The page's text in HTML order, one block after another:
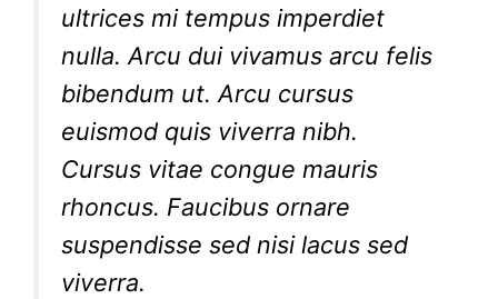
ultrices mi tempus imperdiet
nulla. Arcu dui vivamus arcu felis
bibendum ut. Arcu cursus
euismod quis viverra nibh.
Cursus vitae congue mauris
rhoncus. Faucibus ornare
suspendisse sed nisi lacus sed
viverra.